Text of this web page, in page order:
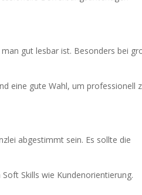
gut lesbar ist. Besonders bei
eine gute Wahl, um professionell
abgestimmt sein. Es sollte die
Skills wie Kundenorientierung.